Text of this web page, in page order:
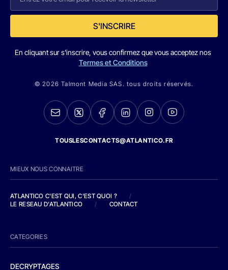
S'INSCRIRE
En cliquant sur s'inscrire, vous confirmez que vous acceptez nos
Termes et Conditions
© 2026 Talmont Media SAS. tous droits réservés.
TOUSLESCONTACTS@ATLANTICO.FR
MIEUX NOUS CONNAITRE
ATLANTICO C'EST QUI, C'EST QUOI ?
/
LE RESEAU D'ATLANTICO
/ CONTACT
CATEGORIES
DECRYPTAGES